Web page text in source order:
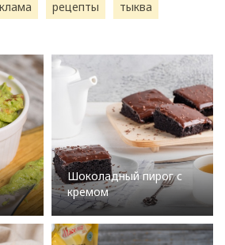
рецепты тыква
Шоколадный пирог с
кремом